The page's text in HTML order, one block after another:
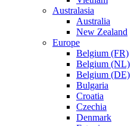
Australasia
Australia
New Zealand
Europe
Belgium (FR)
Belgium (NL)
Belgium (DE)
Bulgaria
Croatia
Czechia
Denmark